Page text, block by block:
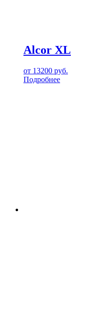
Alcor XL
от 13200 руб.
Подробнее